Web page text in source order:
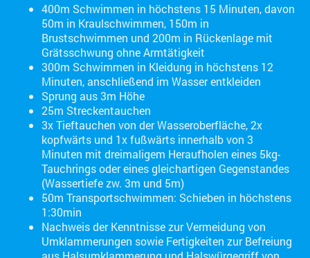
400m Schwimmen in höchstens 15 Minuten, davon
50m in Kraulschwimmen, 150m in
Brustschwimmen und 200m in Rückenlage mit
Grätsschwung ohne Armtätigkeit
300m Schwimmen in Kleidung in höchstens 12
Minuten, anschließend im Wasser entkleiden
Sprung aus 3m Höhe
25m Streckentauchen
3x Tieftauchen von der Wasseroberfläche, 2x
kopfwärts und 1x fußwärts innerhalb von 3
Minuten mit dreimaligem Heraufholen eines 5kg-
Tauchrings oder eines gleichartigen Gegenstandes
(Wassertiefe zw. 3m und 5m)
50m Transportschwimmen: Schieben in höchstens
1:30min
Nachweis der Kenntnisse zur Vermeidung von
Umklammerungen sowie Fertigkeiten zur Befreiung